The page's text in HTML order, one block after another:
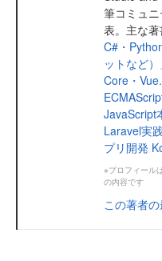
筆コミュ
表。主な
C#・
ットなど）
Core・
JavaScript
Laravel実
プリ開発
※プロフィール
の内容です
この著者